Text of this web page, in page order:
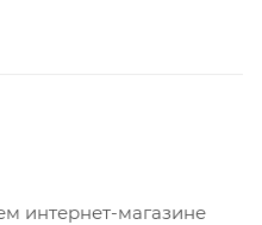
интернет-магазине